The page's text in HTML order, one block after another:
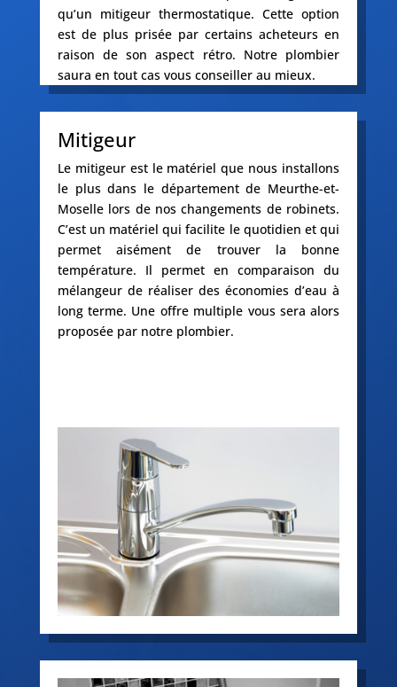
qu’un mitigeur thermostatique. Cette option
est de plus prisée par certains acheteurs en
raison de son aspect rétro. Notre plombier
saura en tout cas vous conseiller au mieux.
Mitigeur
Le mitigeur est le matériel que nous installons
le plus dans le département de Meurthe-et-
Moselle lors de nos changements de robinets.
C’est un matériel qui facilite le quotidien et qui
permet aisément de trouver la bonne
température. Il permet en comparaison du
mélangeur de réaliser des économies d’eau à
long terme. Une offre multiple vous sera alors
proposée par notre plombier.